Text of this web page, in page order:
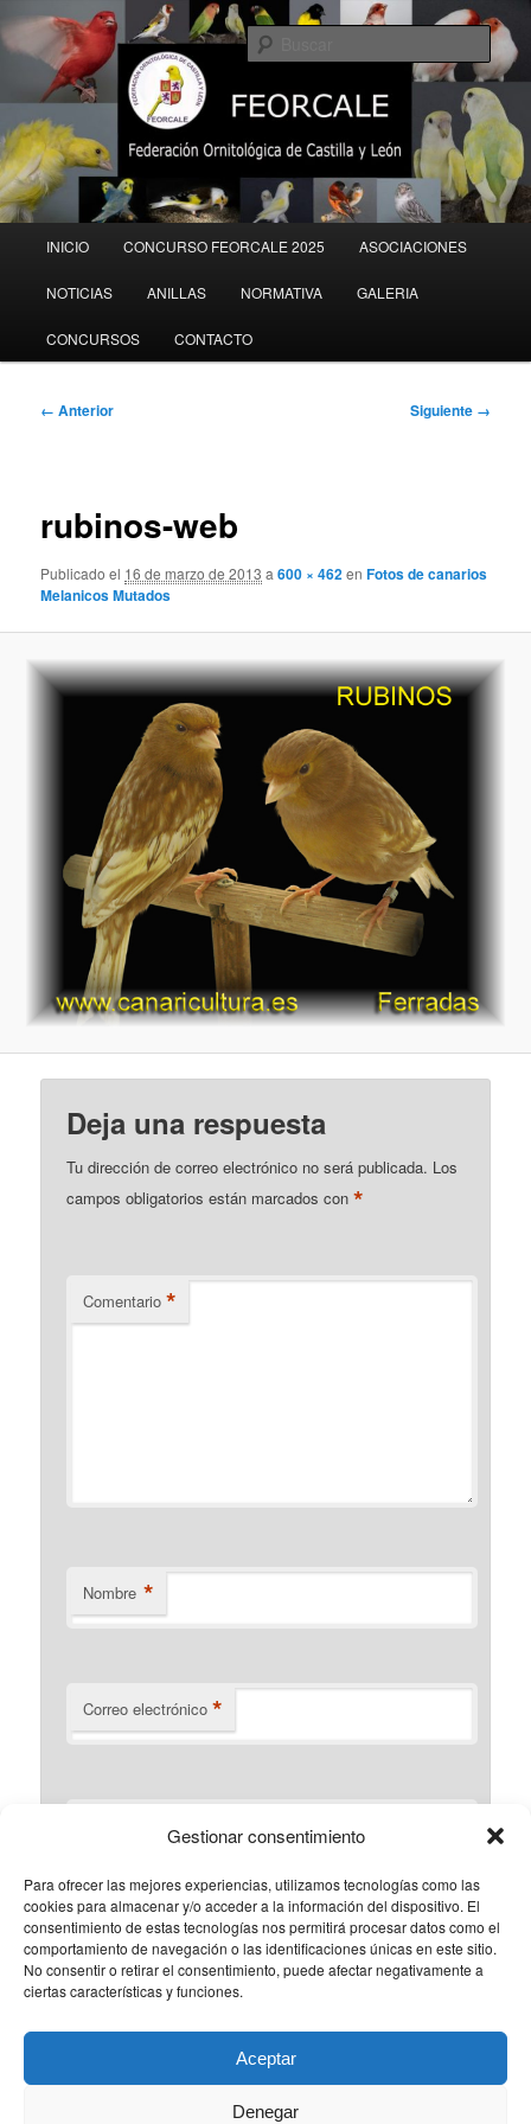
Gestionar consentimiento
Para ofrecer las mejores experiencias, utilizamos tecnologías como las
cookies para almacenar y/o acceder a la información del dispositivo. El
consentimiento de estas tecnologías nos permitirá procesar datos como el
comportamiento de navegación o las identificaciones únicas en este sitio.
No consentir o retirar el consentimiento, puede afectar negativamente a
ciertas características y funciones.
Aceptar
Denegar
al
contenido
principal
INICIO CONCURSO FEORCALE 2025 ASOCIACIONES
NOTICIAS ANILLAS NORMATIVA GALERIA
CONCURSOS CONTACTO
Navegador
← Anterior Siguiente →
rubinos-web
Publicado el 16 de marzo de 2013 a600 × 462enFotos de canarios
Melanicos Mutados
Deja una respuesta
Tu dirección de correo electrónico no será publicada. Los
campos obligatorios están marcados con*
Comentario *
Nombre *
Correo electrónico *
Guarda mi nombre, correo electrónico y web en este
navegador para la próxima vez que comente.
dos +3 =